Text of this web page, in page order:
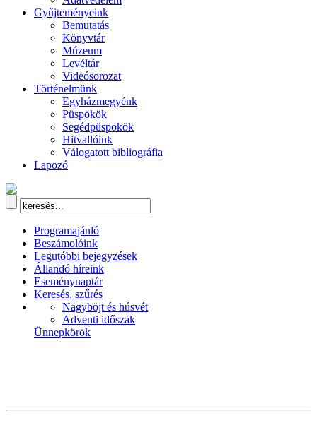
Gyűjteményeink
Bemutatás
Könyvtár
Múzeum
Levéltár
Videósorozat
Történelmünk
Egyházmegyénk
Püspökök
Segédpüspökök
Hitvallóink
Válogatott bibliográfia
Lapozó
Programajánló
Beszámolóink
Legutóbbi bejegyzések
Állandó híreink
Eseménynaptár
Keresés, szűrés
Nagyböjt és húsvét
Adventi időszak
Ünnepkörök